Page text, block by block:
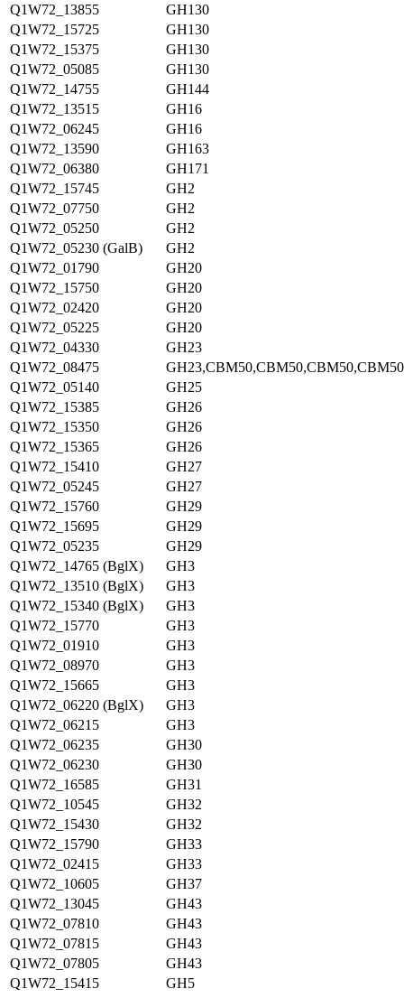
Q1W72_13855
GH130
Q1W72_15725
GH130
Q1W72_15375
GH130
Q1W72_05085
GH130
Q1W72_14755
GH144
Q1W72_13515
GH16
Q1W72_06245
GH16
Q1W72_13590
GH163
Q1W72_06380
GH171
Q1W72_15745
GH2
Q1W72_07750
GH2
Q1W72_05250
GH2
Q1W72_05230 (GalB)
GH2
Q1W72_01790
GH20
Q1W72_15750
GH20
Q1W72_02420
GH20
Q1W72_05225
GH20
Q1W72_04330
GH23
Q1W72_08475
GH23,CBM50,CBM50,CBM50,CBM50
Q1W72_05140
GH25
Q1W72_15385
GH26
Q1W72_15350
GH26
Q1W72_15365
GH26
Q1W72_15410
GH27
Q1W72_05245
GH27
Q1W72_15760
GH29
Q1W72_15695
GH29
Q1W72_05235
GH29
Q1W72_14765 (BglX)
GH3
Q1W72_13510 (BglX)
GH3
Q1W72_15340 (BglX)
GH3
Q1W72_15770
GH3
Q1W72_01910
GH3
Q1W72_08970
GH3
Q1W72_15665
GH3
Q1W72_06220 (BglX)
GH3
Q1W72_06215
GH3
Q1W72_06235
GH30
Q1W72_06230
GH30
Q1W72_16585
GH31
Q1W72_10545
GH32
Q1W72_15430
GH32
Q1W72_15790
GH33
Q1W72_02415
GH33
Q1W72_10605
GH37
Q1W72_13045
GH43
Q1W72_07810
GH43
Q1W72_07815
GH43
Q1W72_07805
GH43
Q1W72_15415
GH5